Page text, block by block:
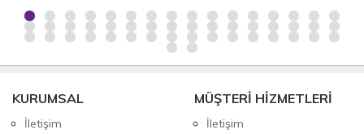
KURUMSAL
İletişim
MÜŞTERİ HİZMETLERİ
İletişim